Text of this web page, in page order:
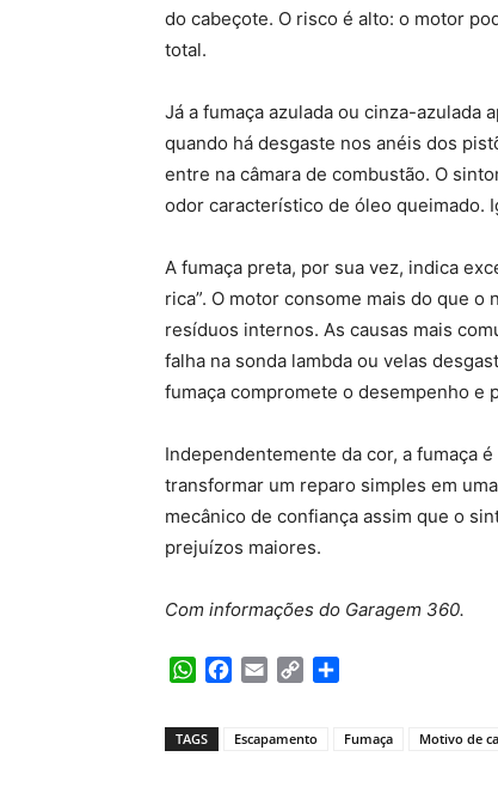
do cabeçote. O risco é alto: o motor
total.
Já a fumaça azulada ou cinza-azulada
quando há desgaste nos anéis dos
entre na câmara de combustão. O
odor característico de óleo queimado.
A fumaça preta, por sua vez, indica
rica”. O motor consome mais do que
resíduos internos. As causas mais
falha na sonda lambda ou velas
fumaça compromete o desempenho e
Independentemente da cor, a fumaça
transformar um reparo simples em
mecânico de confiança assim que o
prejuízos maiores.
Com informações do Garagem 360.
WhatsApp
Facebook
Email Copy
TAGS Escapamento Fumaça Motivo de